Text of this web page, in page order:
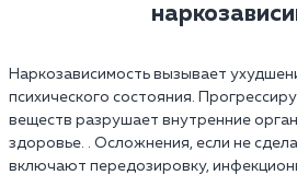
Наркозависимость вызывает
психического состояния.
веществ разрушает внутренние
здоровье. . Осложнения, если не
включают передозировку,